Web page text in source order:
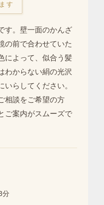
す
す。壁一面のかんざ
の前で合わせていた
によって、似合う髪
わからない絹の光沢
いらしてください。
相談をご希望の方
ご案内がスムーズで
分